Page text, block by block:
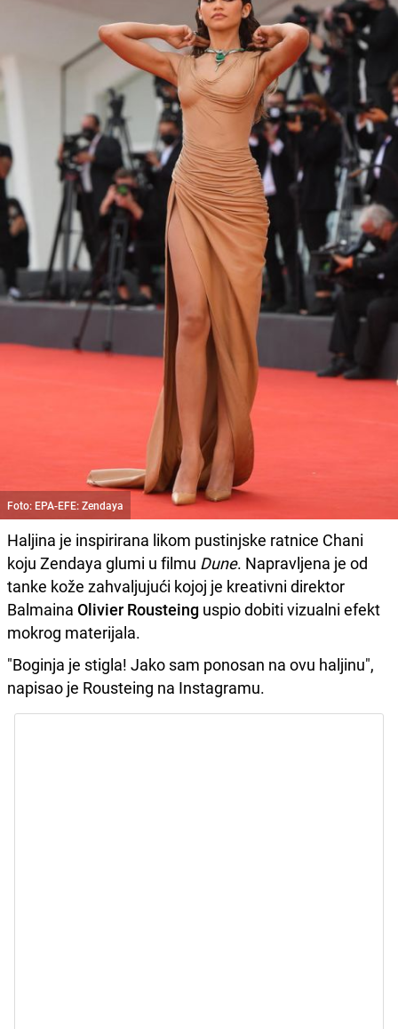
Foto: EPA-EFE: Zendaya
Haljina je inspirirana likom pustinjske ratnice Chani
koju Zendaya glumi u filmu Dune. Napravljena je od
tanke kože zahvaljujući kojoj je kreativni direktor
Balmaina Olivier Rousteing uspio dobiti vizualni efekt
mokrog materijala.
"Boginja je stigla! Jako sam ponosan na ovu haljinu",
napisao je Rousteing na Instagramu.